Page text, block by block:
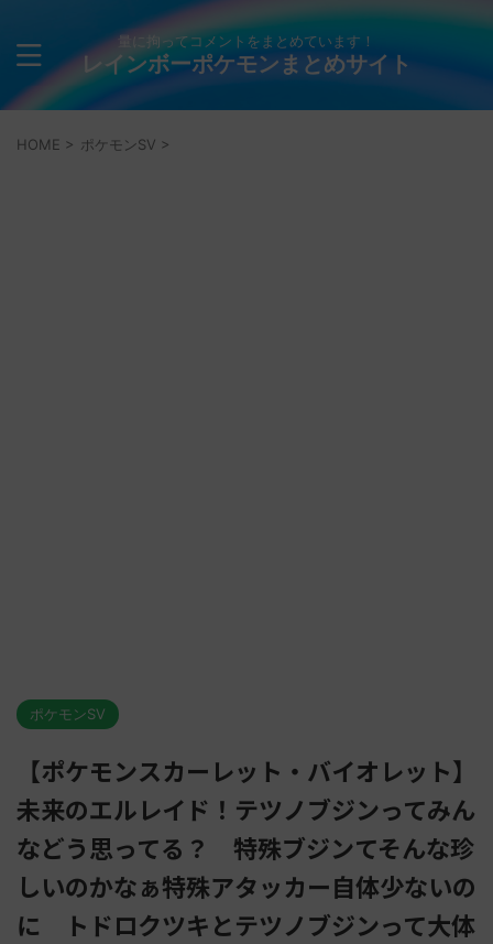
量に拘ってコメントをまとめています！
レインボーポケモンまとめサイト
HOME > ポケモンSV >
ポケモンSV
【ポケモンスカーレット・バイオレット】
未来のエルレイド！テツノブジンってみん
などう思ってる？ 特殊ブジンてそんな珍
しいのかなぁ特殊アタッカー自体少ないの
に トドロクツキとテツノブジンって大体